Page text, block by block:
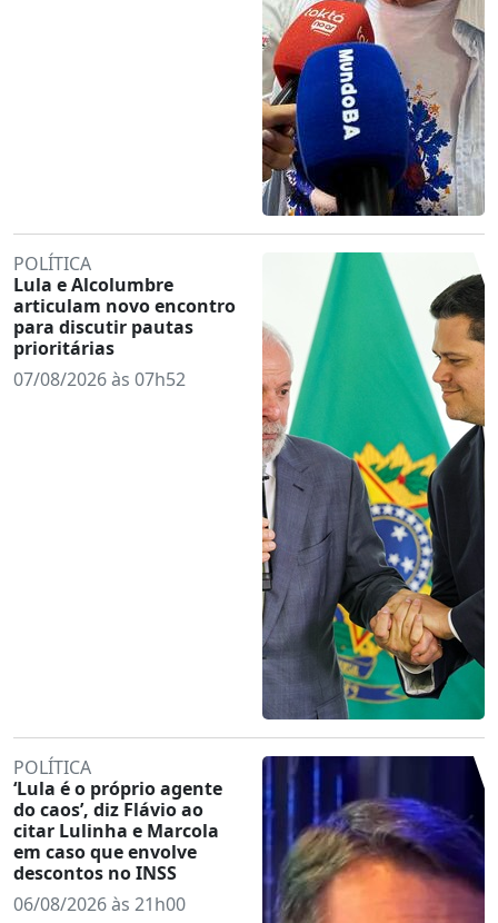
POLÍTICA
Lula e Alcolumbre
articulam novo encontro
para discutir pautas
prioritárias
07/08/2026 às 07h52
POLÍTICA
‘Lula é o próprio agente
do caos’, diz Flávio ao
citar Lulinha e Marcola
em caso que envolve
descontos no INSS
06/08/2026 às 21h00